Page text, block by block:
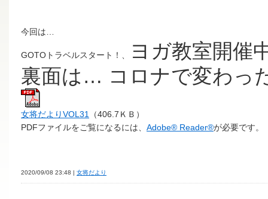
今回は…
GOTOトラベルスタート！、
ヨガ教室開催
裏面は… コロナで変わっ
女将だよりVOL31 （406.7ＫＢ）
PDFファイルをご覧になるには、 Adobe® Reader®が必要です。
2020/09/08 23:48 | 女将だより